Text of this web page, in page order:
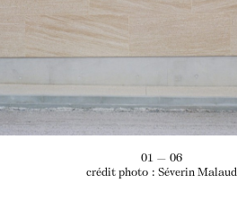
01 — 06
crédit photo : Séverin Malaud